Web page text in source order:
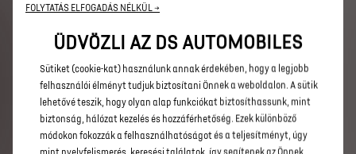
N°4 KONFIGURÁTOR
Alkossa meg egyedi N°4
modelljét
FELSZERELTSÉGI SZINTEK
FOLYTATÁS ELFOGADÁS NÉLKÜL →
ÜDVÖZLI AZ DS AUTOMOBILES
Sütiket (cookie-kat) használunk annak érdekében, hogy a legjobb
felhasználói élményt tudjuk biztosítani Önnek a weboldalon. A sütik
lehetővé teszik, hogy olyan alap funkciókat biztosíthassunk, mint
biztonság, hálózat kezelés és hozzáférhetőség. Ezek különböző
módokon fokozzák a felhasználhatóságot és a teljesítményt, úgy